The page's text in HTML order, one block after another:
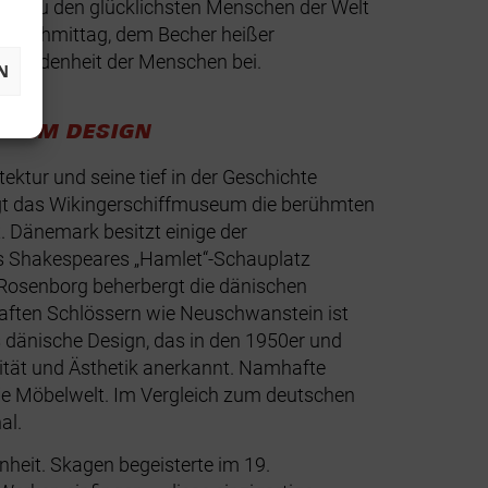
zu den glücklichsten Menschen der Welt
dem Becher heißer
der Menschen bei.
DESIGN
und seine tief in der Geschichte
das Wikingerschiffmuseum die berühmten
Dänemark besitzt einige der
„Hamlet“-Schauplatz
beherbergt die dänischen
Schlössern wie Neuschwanstein ist
Design, das in den 1950er und
und Ästhetik anerkannt. Namhafte
Möbelwelt. Im Vergleich zum deutschen
Skagen begeisterte im 19.